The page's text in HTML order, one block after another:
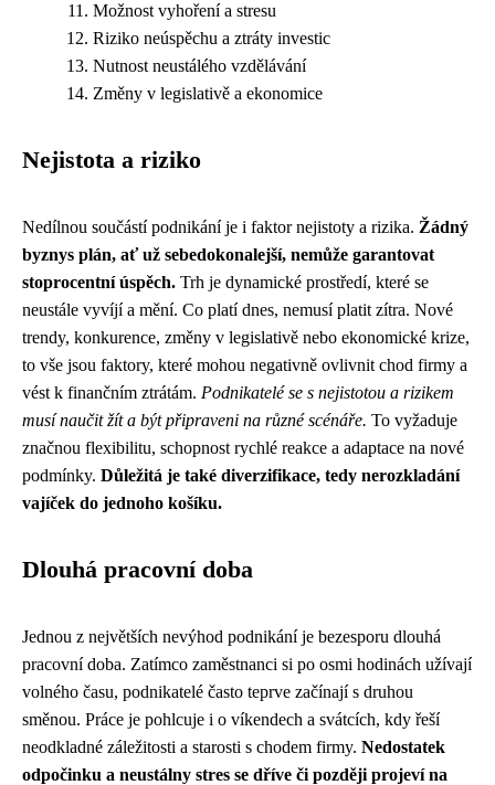
Možnost vyhoření a stresu
Riziko neúspěchu a ztráty investic
Nutnost neustálého vzdělávání
Změny v legislativě a ekonomice
Nejistota a riziko
Nedílnou součástí podnikání je i faktor nejistoty a rizika. Žádný
byznys plán, ať už sebedokonalejší, nemůže garantovat
stoprocentní úspěch. Trh je dynamické prostředí, které se
neustále vyvíjí a mění. Co platí dnes, nemusí platit zítra. Nové
trendy, konkurence, změny v legislativě nebo ekonomické krize,
to vše jsou faktory, které mohou negativně ovlivnit chod firmy a
vést k finančním ztrátám. Podnikatelé se s nejistotou a rizikem
musí naučit žít a být připraveni na různé scénáře. To vyžaduje
značnou flexibilitu, schopnost rychlé reakce a adaptace na nové
podmínky. Důležitá je také diverzifikace, tedy nerozkladání
vajíček do jednoho košíku.
Dlouhá pracovní doba
Jednou z největších nevýhod podnikání je bezesporu dlouhá
pracovní doba. Zatímco zaměstnanci si po osmi hodinách užívají
volného času, podnikatelé často teprve začínají s druhou
směnou. Práce je pohlcuje i o víkendech a svátcích, kdy řeší
neodkladné záležitosti a starosti s chodem firmy. Nedostatek
odpočinku a neustálny stres se dříve či později projeví na